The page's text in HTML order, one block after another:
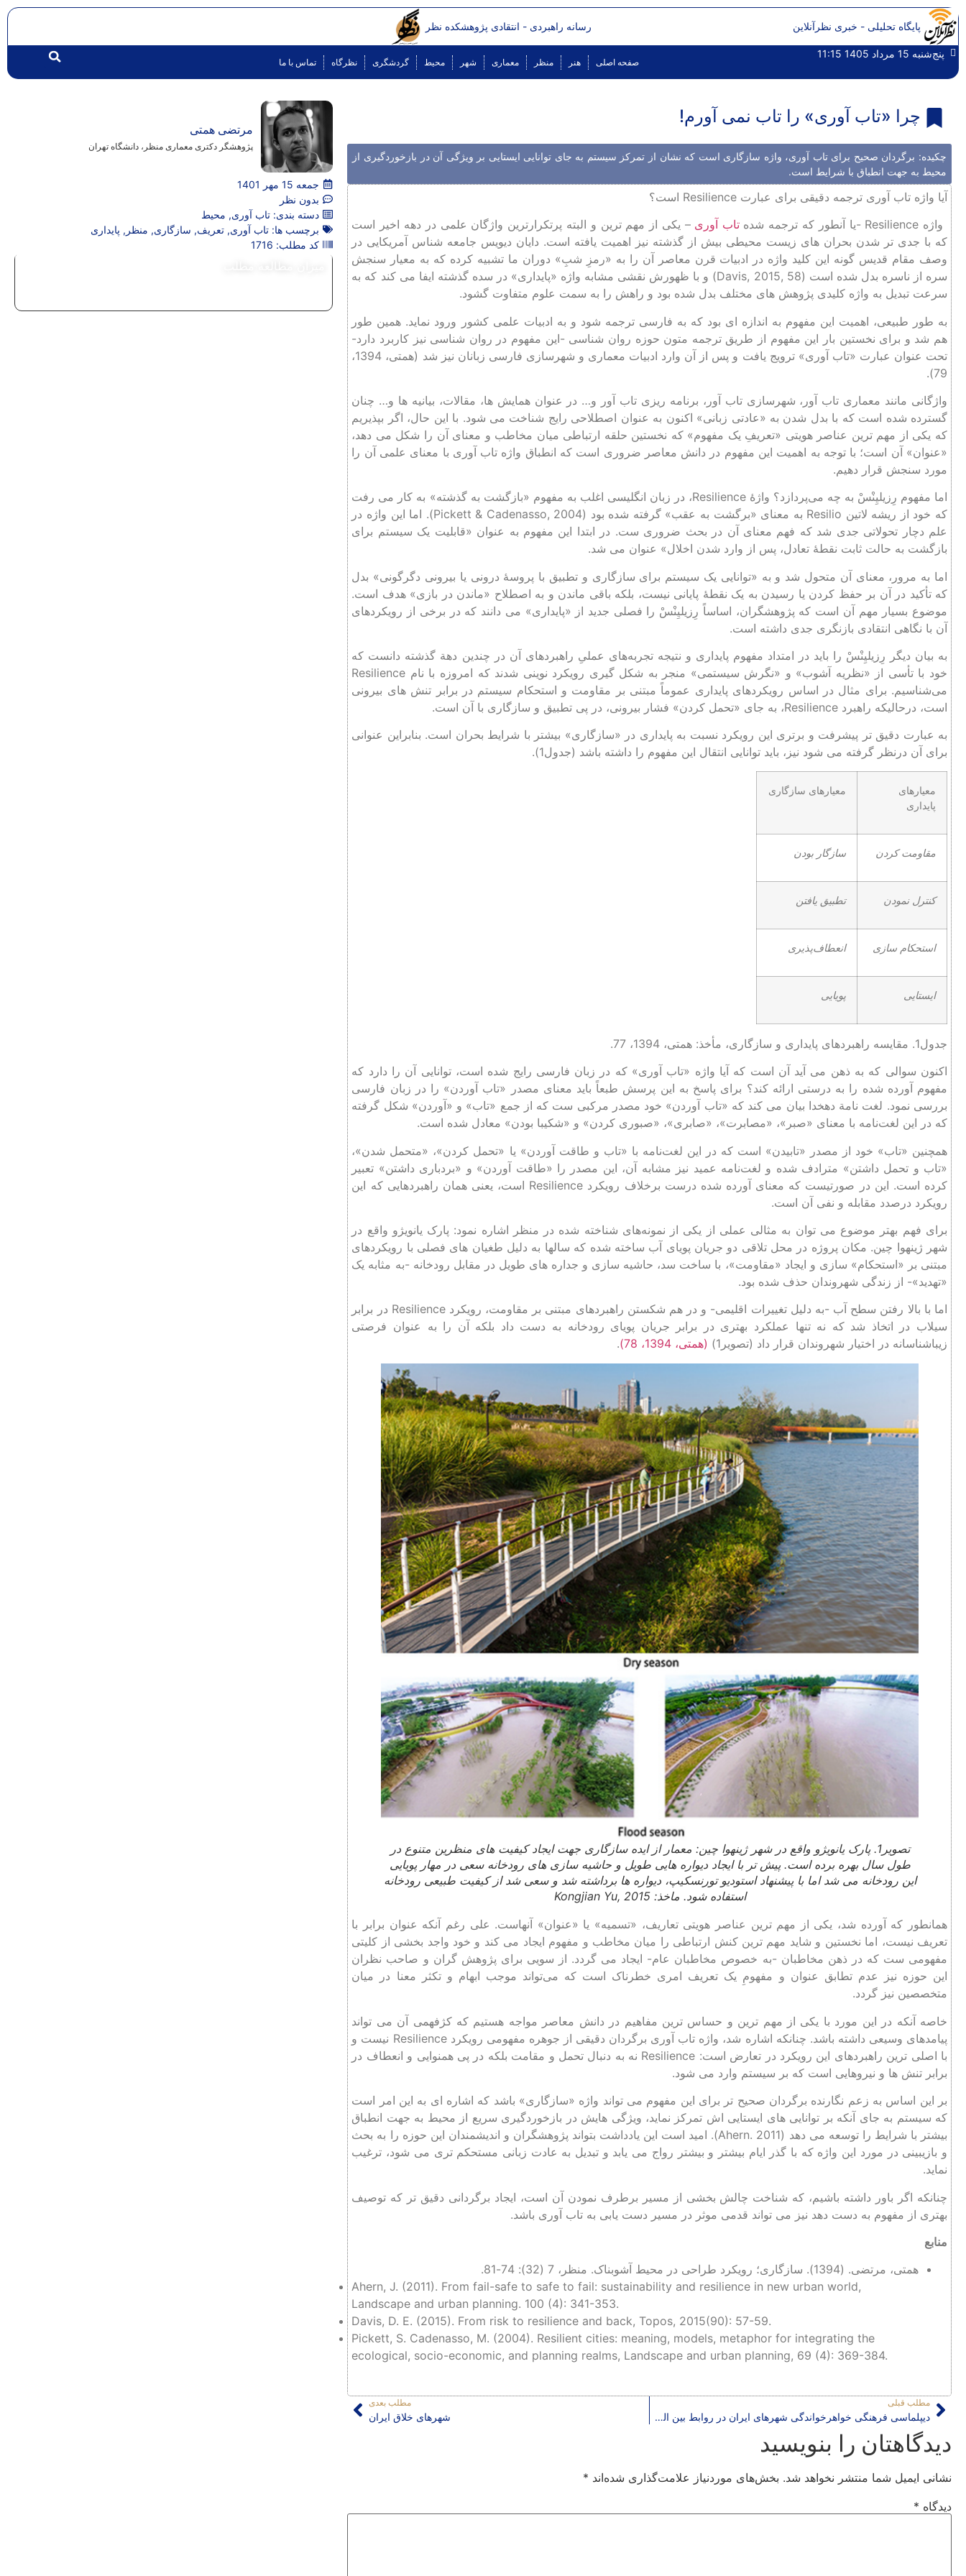
پایگاه تحلیلی - خبری نظرآنلاین رسانه راهبردی - انتقادی پژوهشکده نظر
پنج‌شنبه 15 مرداد 1405 11:15
صفحه اصلی هنر منظر معماری شهر محیط گردشگری نظرگاه تماس با ما
چرا «تاب‌ آوری» را تاب نمی آورم!
چکیده: برگردان صحیح‌ برای تاب آوری، واژه سازگاری است که نشان از تمرکز سیستم به جای توانایی ایستایی‌ بر ویژگی‌ آن در بازخوردگیری از
محیط به جهت انطباق با شرایط است.
آیا واژه تاب ‌آوری ترجمه دقیقی برای عبارت Resilience است؟
واژه Resilience -یا آنطور که ترجمه شده
تاب ‌آوری – یکی از مهم‌ ترین و البته پرتکرارترین واژگان علمی در دهه اخیر است
که با جدی ‌تر شدن بحران‌ های زیست محیطی بیش از گذشته نیز اهمیت یافته است. دایان دیویس جامعه‌ شناس آمریکایی در
وصف مقام قدیس‌ گونه این کلید واژه در ادبیات قرن معاصر آن را به «رمزِ شبِ» دوران ما تشبیه کرده که به معیار سنجش
سره از ناسره بدل شده‌ است (Davis, 2015, 58) و با ظهورش نقشی مشابه واژه «پایداری» در سده گذشته ایفا می ‌کند که به
سرعت تبدیل به واژه کلیدی پژوهش ‌های مختلف بدل شده بود و راهش را به سمت علوم متفاوت گشود.
به طور طبیعی، اهمیت این مفهوم به اندازه ‌ای بود که به فارسی ترجمه شود و به ادبیات علمی کشور ورود نماید. همین طور
هم شد و برای نخستین بار این مفهوم از طریق ترجمه متون حوزه روان‌ شناسی -این مفهوم در روان‌ شناسی نیز کاربرد دارد-
تحت عنوان عبارت «تاب ‌آوری» ترویج یافت و پس از آن وارد ادبیات معماری و شهرسازی فارسی ‌زبانان نیز شد (همتی، 1394،
79).
واژگانی مانند معماری تاب ‌آور، شهرسازی تا‌ب ‌آور، برنامه‌ ریزی تاب ‌آور و… در عنوان همایش‌ ها، مقالات، بیانیه ‌ها و… چنان
گسترده شده است که با بدل شدن به «عادتی زبانی» اکنون به عنوان اصطلاحی رایج شناخت می‌ شود. با این حال، اگر بپذیریم
که یکی از مهم‌ ترین عناصر هویتی «تعریفِ یک مفهوم» که نخستین حلقه ارتباطی میان مخاطب و معنای آن را شکل می‌ دهد،
«عنوان» آن است؛ با توجه به اهمیت این مفهوم در دانش معاصر ضروری است که انطباق واژه تاب ‌آوری با معنای علمی آن را
مورد سنجش قرار دهیم.
اما مفهوم رِزیلیِنْسْ به چه می‌پردازد؟ واژۀ Resilience، در زبان انگلیسی اغلب به مفهوم «بازگشت به گذشته» به کار می ‌رفت
که خود از ریشه لاتین Resilio به معنای «برگشت به عقب» گرفته شده ‌بود (Pickett & Cadenasso, 2004). اما این واژه در
علم دچار تحولاتی جدی شد که فهم معنای آن در بحث ضروری ‌ست. در ابتدا این مفهوم به عنوان «قابلیت یک سیستم برای
بازگشت به حالت ثابت نقطۀ تعادل، پس از وارد شدن اخلال» عنوان می‌ شد.
اما به مرور، معنای آن متحول شد و به «توانایی یک سیستم برای سازگاری و تطبیق با پروسۀ درونی یا بیرونی دگرگونی» بدل
که تأکید در آن بر حفظ کردن یا رسیدن به یک نقطۀ پایانی نیست، بلکه باقی ماندن و به اصطلاح «ماندن در بازی» هدف است.
موضوع بسیار مهم آن است که پژوهشگران، اساساً رِزیلیِنْسْ را فصلی جدید از «پایداری» می‌ دانند که در برخی از رویکردهای
آن با نگاهی انتقادی بازنگری جدی داشته است.
به بیان دیگر رِزیلیِنْسْ را باید در امتداد مفهوم پایداری و نتیجه تجربه‌های عملیِ راهبردهای آن در چندین دهة گذشته دانست که
خود با تأسی از «نظریه آشوب» و «نگرش سیستمی» منجر به شکل‌ گیری رویکرد نوینی شدند که امروزه با نام Resilience
می‌شناسیم. برای مثال در اساس رویکردهای پایداری عموماً مبتنی بر مقاومت و استحکام سیستم در برابر تنش‌ های بیرونی
است، درحالیکه راهبرد Resilience، به جای «تحمل کردن» فشار بیرونی، در پی تطبیق و سازگاری با آن است.
به عبارت دقیق ‌تر پیشرفت و برتری این رویکرد نسبت به پایداری در «سازگاری» بیشتر با شرایط بحران است. بنابراین عنوانی
برای آن درنظر گرفته می‌ شود نیز، باید توانایی انتقال این مفهوم را داشته باشد (جدول1).
معیارهای
پایداری
معیارهای سازگاری
مقاومت کردن سازگار بودن
کنترل نمودن تطبیق یافتن
استحکام سازی انعطاف‌پذیری
ایستایی پویایی
جدول1. مقایسه راهبردهای پایداری و سازگاری، مأخذ: همتی، 1394، 77.
اکنون سوالی که به ذهن می‌ آید آن است که آیا واژه «تاب ‌آوری» که در زبان فارسی رایج شده است، توانایی آن را دارد که
مفهوم آورده شده را به درستی ارائه کند؟ برای پاسخ به این پرسش طبعاً باید معنای مصدر «تاب آوردن» را در زبان فارسی
بررسی نمود. لغت‌ نامة دهخدا بیان می کند که «تاب آوردن» خود مصدر مرکبی ست که از جمع «تاب» و «آوردن» شکل گرفته
که در این لغت‌نامه با معنای «صبر»، «مصابرت»، «صابری»، «صبوری کردن» و «شکیبا بودن» معادل شده ‌است.
همچنین «تاب» خود از مصدر «تابیدن» است که در این لغت‌نامه با «تاب و طاقت آوردن» یا «تحمل کردن»، «متحمل شدن»،
«تاب و تحمل داشتن» مترادف شده و لغت‌نامه عمید نیز مشابه آن، این مصدر را «طاقت آوردن» و «بردباری داشتن» تعبیر
کرده است. این در صورتیست که معنای آورده شده درست برخلاف رویکرد Resilience است، یعنی همان راهبردهایی که این
رویکرد درصدد مقابله و نفی آن است.
برای فهم بهتر موضوع می توان به مثالی عملی از یکی از نمونه‌های شناخته شده در منظر اشاره نمود: پارک یانویژو واقع در
شهر ژینهوا چین. مکان پروژه در محل تلاقی دو جریان پویای آب ساخته شده که سالها به دلیل طغیان های فصلی با رویکردهای
مبتنی بر «استحکام» سازی و ایجاد «مقاومت»، با ساخت سد، حاشیه سازی و جداره های طویل در مقابل رودخانه -به مثابه یک
«تهدید»- از زندگی شهروندان حذف شده بود.
اما با بالا رفتن سطح آب -به دلیل تغییرات اقلیمی- و در هم شکستن راهبردهای مبتنی بر مقاومت، رویکرد Resilience در برابر
سیلاب در اتخاذ شد که نه تنها عملکرد بهتری در برابر جریان پویای رودخانه به دست داد بلکه آن را به عنوان فرصتی
زیباشناسانه در اختیار شهروندان قرار داد (تصویر1)
(همتی، 1394، 78) .
تصویر1. پارک یانویژو واقع در شهر ژینهوا چین: معمار از ایده سازگاری جهت ایجاد کیفیت های منظرین متنوع در
طول سال بهره برده است. پیش تر با ایجاد دیواره هایی طویل و حاشیه سازی های رودخانه سعی در مهار پویایی
این رودخانه می شد اما با پیشنهاد استودیو تورنسکیپ، دیواره ها برداشته شد و سعی شد از کیفیت طبیعی رودخانه
استفاده شود. ماخذ: Kongjian Yu, 2015
همانطور که آورده شد، یکی از مهم‌ ترین عناصر هویتی تعاریف، «تسمیه» یا «عنوان» آنهاست. علی‌ رغم آنکه عنوان برابر با
تعریف نیست، اما نخستین و شاید مهم‌ ترین کنش ارتباطی را میان مخاطب و مفهوم ایجاد می ‌کند و خود واجد بخشی از کلیتی
مفهومی ست که در ذهن مخاطبان -به خصوص مخاطبان عام- ایجاد می ‌گردد. از سویی برای پژوهش‌ گران و صاحب‌ نظران
این حوزه نیز عدم تطابق عنوان و مفهومِ یک تعریف امری خطرناک است که می‌تواند موجب ابهام و تکثر معنا در میان
متخصصین نیز گردد.
خاصه آنکه در این مورد با یکی از مهم ‌ترین و حساس ترین مفاهیم در دانش معاصر مواجه هستیم که کژفهمی آن می تواند
پیامدهای وسیعی داشته باشد. چنانکه اشاره شد، واژه تاب آوری برگردان دقیقی از جوهره مفهومی رویکرد Resilience نیست و
با اصلی ترین راهبردهای این رویکرد در تعارض است: Resilience نه به دنبال تحمل و مقامت بلکه در پی همنوایی و انعطاف در
برابر تنش ها و نیروهایی است که بر سیستم وارد می شود.
بر این اساس به زعم نگارنده برگردان صحیح‌ تر برای این مفهوم می تواند واژه «سازگاری» باشد که اشاره ای به این امر است
که سیستم به جای آنکه بر توانایی های ایستایی‌ اش تمرکز نماید، ویژگی‌ هایش در بازخوردگیری سریع از محیط به جهت انطباق
بیشتر با شرایط را توسعه می دهد (Ahern. 2011). امید است این یادداشت بتواند پژوهشگران و اندیشمندان این حوزه را به بحث
و بازیبینی در مورد این واژه که با گذر ایام بیشتر و بیشتر رواج می یابد و تبدیل به عادت زبانی مستحکم تری می‌ شود، ترغیب
نماید.
چنانکه اگر باور داشته باشیم، که شناخت چالش بخشی از مسیر برطرف نمودن آن است، ایجاد برگردانی دقیق ‌تر که توصیف
بهتری از مفهوم به دست دهد نیز می تواند قدمی موثر در مسیر دست یابی به تاب آوری باشد.
منابع
همتی، مرتضی. (1394). سازگاری؛ رویکرد طراحی در محیط آشوبناک. منظر، 7 (32): 74-81.
Ahern, J. (2011). From fail-safe to safe to fail: sustainability and resilience in new urban world,
Landscape and urban planning. 100 (4): 341-353.
Davis, D. E. (2015). From risk to resilience and back, Topos, 2015(90): 57-59.
Pickett, S. Cadenasso, M. (2004). Resilient cities: meaning, models, metaphor for integrating the
ecological, socio-economic, and planning realms, Landscape and urban planning, 69 (4): 369-384.
مطلب قبلی
دیپلماسی فرهنگی خواهرخواندگی شهرهای ایران در روابط بین الملل
مطلب بعدی
شهرهای خلاق ایران
دیدگاهتان را بنویسید
نشانی ایمیل شما منتشر نخواهد شد. بخش‌های موردنیاز علامت‌گذاری شده‌اند *
دیدگاه *
مرتضی همتی
پژوهشگر دکتری معماری منظر، دانشگاه تهران
جمعه 15 مهر 1401
بدون نظر
دسته بندی: تاب آوری, محیط
برچسب ها: تاب آوری, تعریف, سازگاری, منظر , پایداری
کد مطلب: 1716